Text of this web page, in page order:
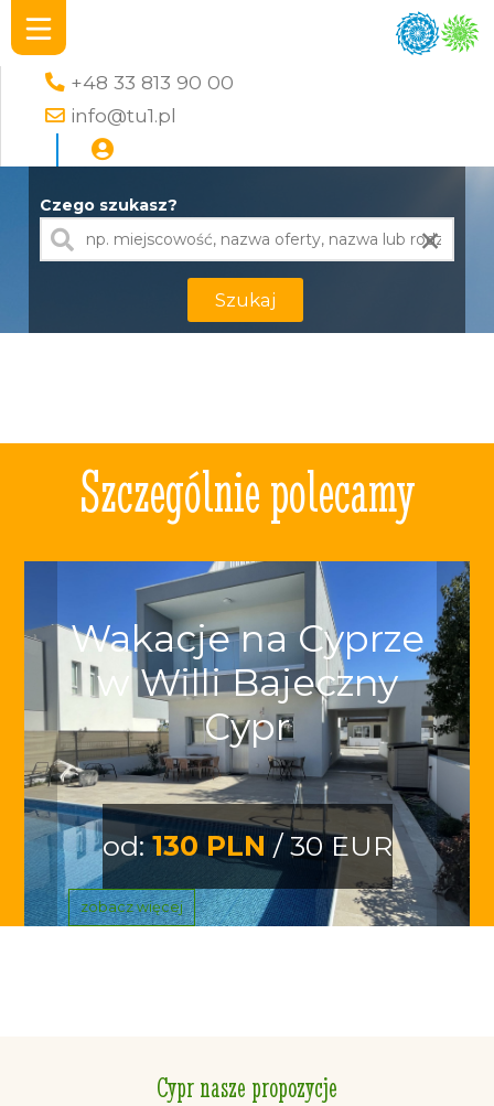
+48 33 813 90 00
info@tu1.pl
Czego szukasz?
×
Szukaj
Szczególnie polecamy
Wakacje na Cyprze
w Willi Bajeczny
Cypr
od:130 PLN / 30 EUR
zobacz więcej
Cypr nasze propozycje